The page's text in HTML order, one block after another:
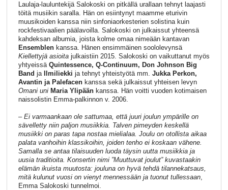
Laulaja-lauluntekijä Salokoski on pitkällä urallaan tehnyt laajasti
töitä musiikin saralla. Hän on esiintynyt maamme eturivin
muusikoiden kanssa niin sinfoniaorkesterien solistina kuin
rockfestivaalien päälavoilla. Salokoski on julkaissut yhteensä
kahdeksan albumia, joista kolme omaa nimeään kantavan
Ensemblen kanssa. Hänen ensimmäinen soololevynsä
Kiellettyjä asioita julkaistiin 2015. Salokoski on vaikuttanut myös
yhtyeissä Quintessence, Q-Continuum, Don Johnson Big
Band ja Ilmiliekki ja tehnyt yhteistyötä mm. Jukka Perkon,
Avantin ja Palefacen kanssa sekä julkaissut yhteisen levyn
Omani uni Maria Ylipään kanssa. Hän voitti vuoden kotimaisen
naissolistin Emma-palkinnon v. 2006.
– Ei varmaankaan ole sattumaa, että juuri joulun ympärille on
sävelletty niin paljon musiikkia. Talven pimeyden keskellä
musiikki on paras tapa nostaa mielialaa. Joulu on otollista aikaa
palata vanhoihin klassikoihin, joiden tenho ei koskaan vähene.
Samalla se antaa tilaisuuden luoda täysin uutta musiikkia ja
uusia traditioita. Konsertin nimi ”Muuttuvat joulut” kuvastaakin
elämän ikuista muutosta: jouluna on hyvä tehdä tilannekatsaus,
mitä kulunut vuosi on vienyt mennessään ja tuonut tullessaan,
Emma Salokoski tunnelmoi.